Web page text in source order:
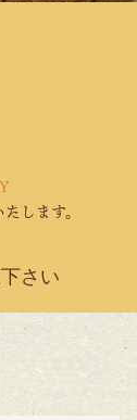
します。
さい